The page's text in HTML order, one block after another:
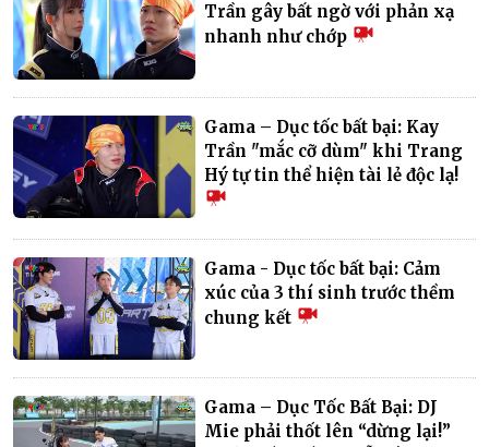
Trần gây bất ngờ với phản xạ
nhanh như chớp
Gama – Dục tốc bất bại: Kay
Trần "mắc cỡ dùm" khi Trang
Hý tự tin thể hiện tài lẻ độc lạ!
Gama - Dục tốc bất bại: Cảm
xúc của 3 thí sinh trước thềm
chung kết
Gama – Dục Tốc Bất Bại: DJ
Mie phải thốt lên “dừng lại!”